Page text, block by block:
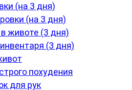
(на 3 дня)
(на 3 дня)
животе (3 дня)
(3 дня)
похудения
для рук